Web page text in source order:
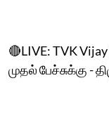
🔴LIVE: TVK
முதல் பேச்சுக்கு -